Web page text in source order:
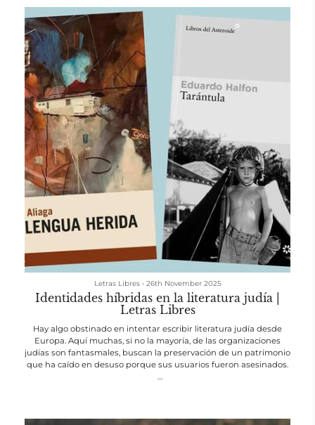
which Sánche...
Letras Libres • 26th November 2025
Identidades híbridas en la literatura judía |
Letras Libres
Hay algo obstinado en intentar escribir literatura judía desde
Europa. Aquí muchas, si no la mayoría, de las organizaciones
judías son fantasmales, buscan la preservación de un patrimonio
que ha caído en desuso porque sus usuarios fueron asesinados.